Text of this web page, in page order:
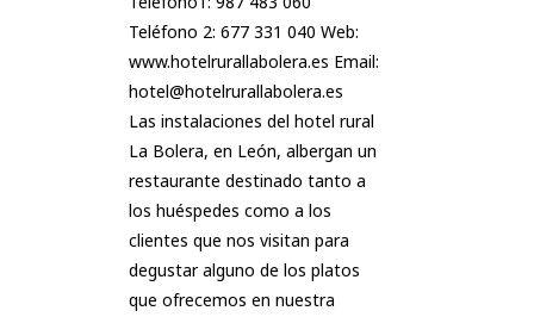
Teléfono 2: 677 331 040 Web:
www.hotelrurallabolera.es Email:
hotel@hotelrurallabolera.es
Las instalaciones del hotel rural
La Bolera, en León, albergan un
restaurante destinado tanto a
los huéspedes como a los
clientes que nos visitan para
degustar alguno de los platos
que ofrecemos en nuestra